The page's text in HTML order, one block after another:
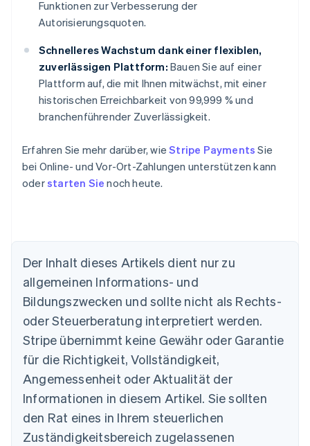
Funktionen zur Verbesserung der
Autorisierungsquoten.
Schnelleres Wachstum dank einer flexiblen,
zuverlässigen Plattform: Bauen Sie auf einer
Plattform auf, die mit Ihnen mitwächst, mit einer
historischen Erreichbarkeit von 99,999 % und
branchenführender Zuverlässigkeit.
Erfahren Sie mehr darüber, wieStripe Payments Sie
bei Online- und Vor-Ort-Zahlungen unterstützen kann
oderstarten Sie noch heute.
Der Inhalt dieses Artikels dient nur zu
allgemeinen Informations- und
Bildungszwecken und sollte nicht als Rechts-
oder Steuerberatung interpretiert werden.
Stripe übernimmt keine Gewähr oder Garantie
für die Richtigkeit, Vollständigkeit,
Angemessenheit oder Aktualität der
Informationen in diesem Artikel. Sie sollten
den Rat eines in Ihrem steuerlichen
Zuständigkeitsbereich zugelassenen
Australien
English
Belgien
Nederlands Français DeutschEnglish
Brasilien
PortuguêsEnglish
English
Dänemark
English
Deutschland
Deutsch English